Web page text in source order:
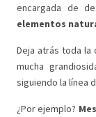
encargada de
elementos
Deja atrás toda
mucha
siguiendo la línea
¿Por ejemplo?